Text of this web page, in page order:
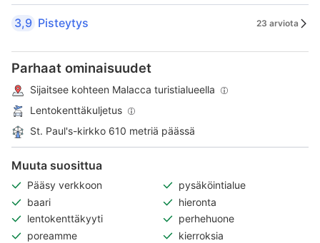
3,9 Pisteytys 23 arviota
Parhaat ominaisuudet
Sijaitsee kohteen Malacca turistialueella
Lentokenttäkuljetus
St. Paul's-kirkko 610 metriä päässä
Muuta suosittua
Pääsy verkkoon
pysäköintialue
baari
hieronta
lentokenttäkyyti
perhehuone
poreamme
kierroksia